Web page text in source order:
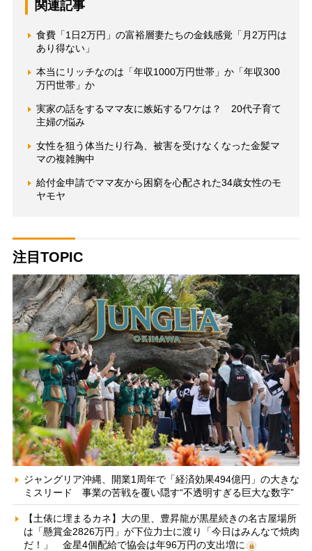
関連記事
食費「1日2万円」の富裕層妻たちの金銭感覚「月2万円は
あり得ない」
本当にリッチなのは「年収1000万円世帯」か「年収300
万円世帯」か
実家の話をするママ友に嫉妬するワケは？ 20代子育て
主婦の悩み
女性を狙う体当たり行為、被害を受けなくなった金髪マ
マの複雑胸中
給付金申請でママ友から困窮を心配された34歳女性のモ
ヤモヤ
注目TOPIC
ジャングリア沖縄、開業1周年で「経済効果494億円」の大きな
ミスリード 事業の苦戦を覆い隠す“不透明すぎる巨大な数字”
【土俵に埋まるカネ】大の里、豊昇龍が黒星続きの名古屋場所
は「懸賞金2826万円」が下位力士に渡り「今日はみんなで焼肉
だ！」 金星4個配給で協会は年96万円の支出増に